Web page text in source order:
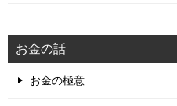
お金の話
お金の極意